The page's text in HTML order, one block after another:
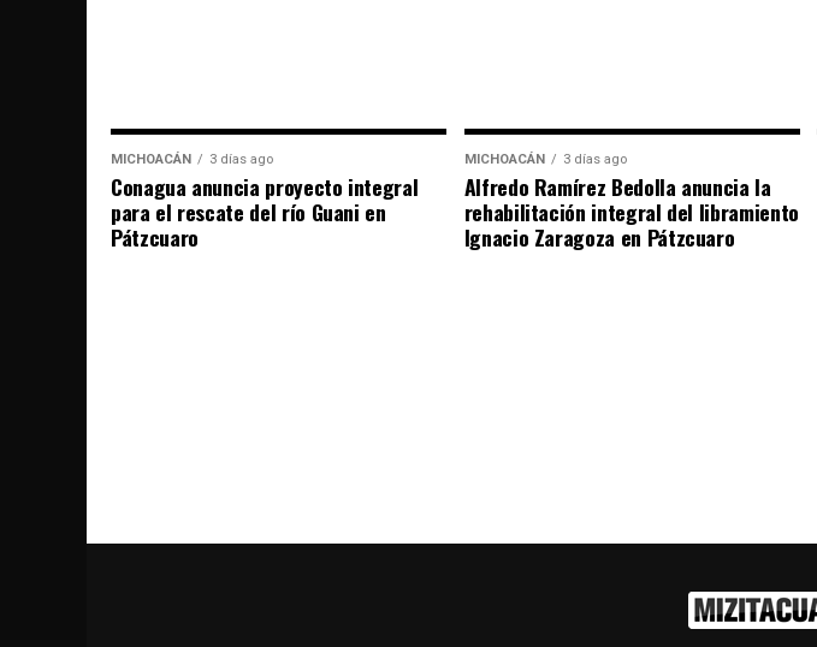
MICHOACÁN 3 días ago
Conagua anuncia proyecto integral
para el rescate del río Guani en
Pátzcuaro
MICHOACÁN 3 días ago
Alfredo Ramírez Bedolla anuncia la
rehabilitación integral del libramiento
Ignacio Zaragoza en Pátzcuaro